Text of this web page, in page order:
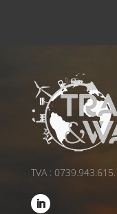
TVA : 0739.943.615.